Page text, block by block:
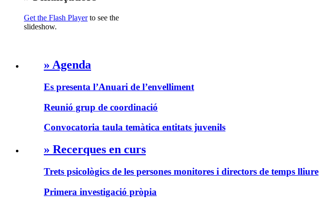
Get the Flash Playerto see the
slideshow.
» Agenda
Es presenta l’Anuari de l’envelliment
Reunió grup de coordinació
Convocatoria taula temàtica entitats juvenils
» Recerques en curs
Trets psicològics de les persones monitores i directors de temps lliure
Primera investigació pròpia